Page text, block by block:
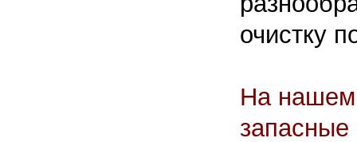
очистку
На нашем
запасные